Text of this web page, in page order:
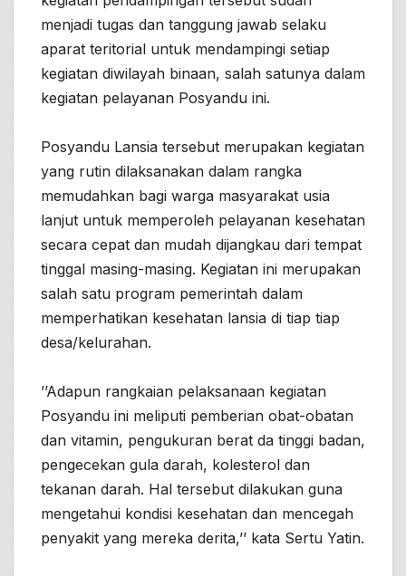
menjadi tugas dan tanggung jawab selaku
aparat teritorial untuk mendampingi setiap
kegiatan diwilayah binaan, salah satunya dalam
kegiatan pelayanan Posyandu ini.
Posyandu Lansia tersebut merupakan kegiatan
yang rutin dilaksanakan dalam rangka
memudahkan bagi warga masyarakat usia
lanjut untuk memperoleh pelayanan kesehatan
secara cepat dan mudah dijangkau dari tempat
tinggal masing-masing. Kegiatan ini merupakan
salah satu program pemerintah dalam
memperhatikan kesehatan lansia di tiap tiap
desa/kelurahan.
’’Adapun rangkaian pelaksanaan kegiatan
Posyandu ini meliputi pemberian obat-obatan
dan vitamin, pengukuran berat da tinggi badan,
pengecekan gula darah, kolesterol dan
tekanan darah. Hal tersebut dilakukan guna
mengetahui kondisi kesehatan dan mencegah
penyakit yang mereka derita,’’ kata Sertu Yatin.